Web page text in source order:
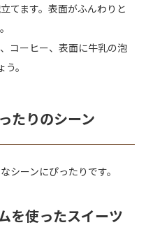
てます。表面がふんわりと
コーヒー、表面に牛乳の泡
。
たりのシーン
シーンにぴったりです。
を使ったスイーツ